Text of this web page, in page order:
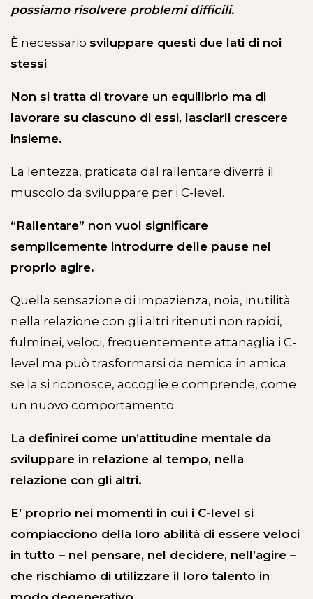
possiamo risolvere problemi difficili.
È necessario sviluppare questi due lati di noi
stessi.
Non si tratta di trovare un equilibrio ma di
lavorare su ciascuno di essi, lasciarli crescere
insieme.
La lentezza, praticata dal rallentare diverrà il
muscolo da sviluppare per i C-level.
“Rallentare” non vuol significare
semplicemente introdurre delle pause nel
proprio agire.
Quella sensazione di impazienza, noia, inutilità
nella relazione con gli altri ritenuti non rapidi,
fulminei, veloci, frequentemente attanaglia i C-
level ma può trasformarsi da nemica in amica
se la si riconosce, accoglie e comprende, come
un nuovo comportamento.
La definirei come un’attitudine mentale da
sviluppare in relazione al tempo, nella
relazione con gli altri.
E’ proprio nei momenti in cui i C-level si
compiacciono della loro abilità di essere veloci
in tutto – nel pensare, nel decidere, nell’agire –
che rischiamo di utilizzare il loro talento in